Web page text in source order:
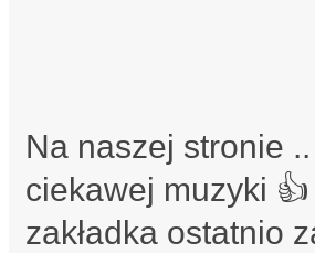
Na naszej stronie
ciekawej muzyki 👍
zakładka ostatnio